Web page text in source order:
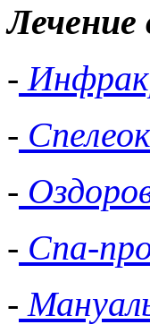
Лечение
-
-
-
- Спа-
-